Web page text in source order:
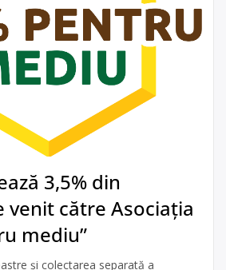
3,5% din
venit către Asociația
mediu”
și colectarea separată a